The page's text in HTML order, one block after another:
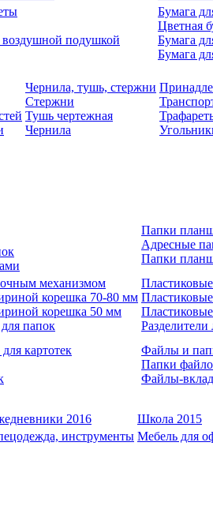
подушкой
Бумага
Цветная
Бумага
Бумага
Чернила, тушь, стержни
Стержни
Тушь чертежная
Чернила
Папки
Адресные
Папки
механизмом
корешка 70-80 мм
корешка 50 мм
папок
Разделители
картотек
Файлы и
Папки
Файлы-
2016
Школа 2015
инструменты Мебель для